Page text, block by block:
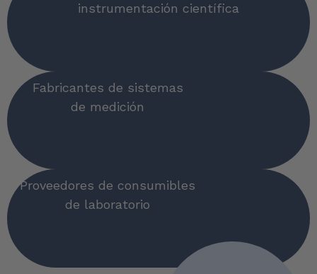
instrumentación científica
Fabricantes de sistemas
de medición
Proveedores de consumibles
de laboratorio